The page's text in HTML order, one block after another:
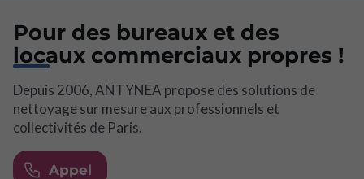
Pour des bureaux et des
locaux commerciaux propres !
Depuis 2006, ANTYNEA propose des solutions de
nettoyage sur mesure aux professionnels et
collectivités de Paris.
Appel